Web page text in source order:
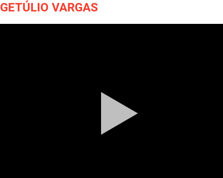
GETÚLIO VARGAS